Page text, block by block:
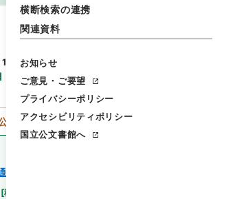
横断検索の連携
関連資料
お知らせ
ご意見・ご要望
プライバシーポリシー
アクセシビリティポリシー
国立公文書館へ
[作成・取得者
開
信、郵便・簡易生命保険・第１巻
[移管等年度